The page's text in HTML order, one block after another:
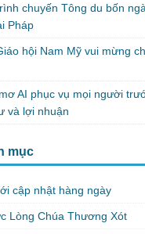
chuyến Tông du bốn
Pháp
hội Nam Mỹ vui mừng
AI phục vụ mọi người
và lợi nhuận
mục
cập nhật hàng ngày
Lòng Chúa Thương Xót